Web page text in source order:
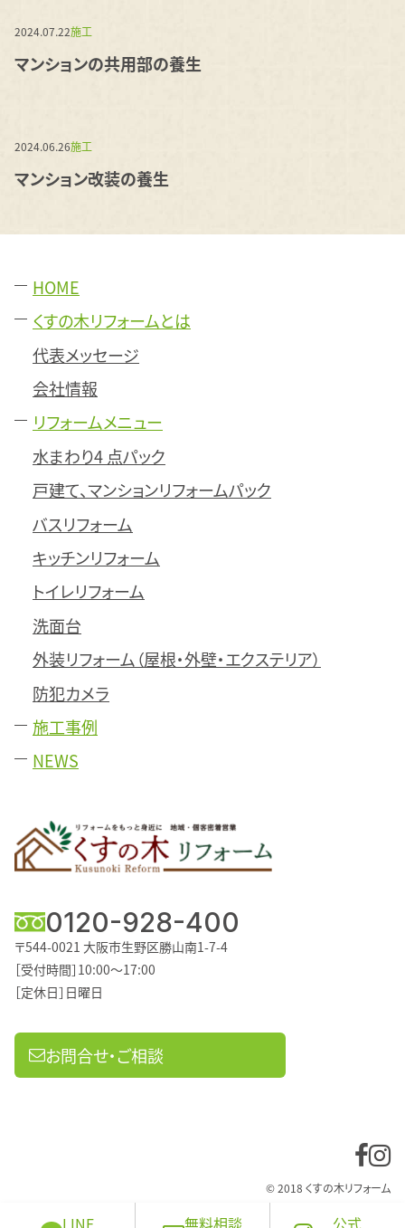
LINE 無料相談 公式
2024.07.22施工
マンションの共用部の養生
2024.06.26施工
マンション改装の養生
0120-928-400
〒544-0021 大阪市生野区勝山南1-7-4
［受付時間］10:00～17:00
［定休日］日曜日
お問合せ・ご相談
HOME
くすの木リフォームとは
代表メッセージ
会社情報
リフォームメニュー
水まわり4 点パック
戸建て、マンションリフォームパック
バスリフォーム
キッチンリフォーム
トイレリフォーム
洗面台
外装リフォーム（屋根・外壁・エクステリア）
防犯カメラ
施工事例
NEWS
© 2018 くすの木リフォーム